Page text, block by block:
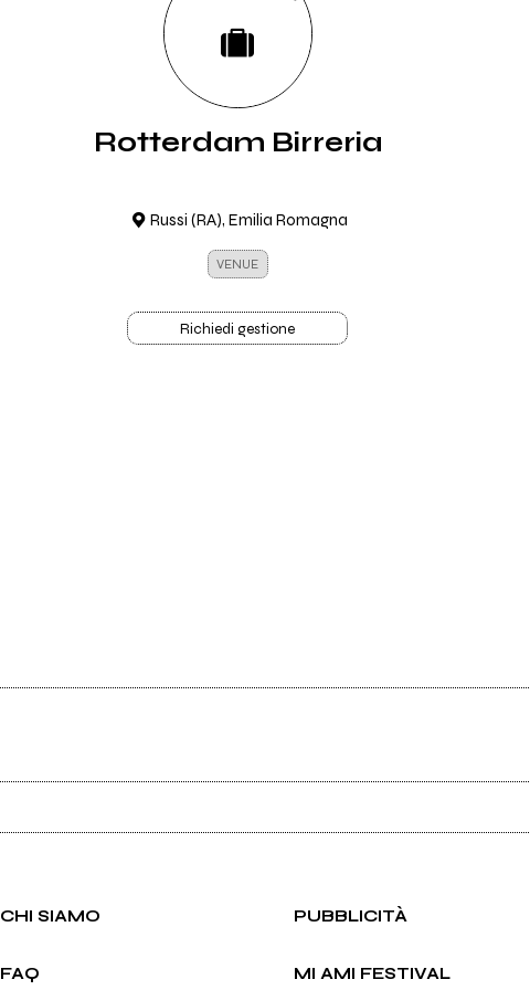
Rotterdam Birreria
Russi (RA), Emilia Romagna
VENUE
Richiedi gestione
CHI SIAMO PUBBLICITÀ
FAQ MI AMI FESTIVAL